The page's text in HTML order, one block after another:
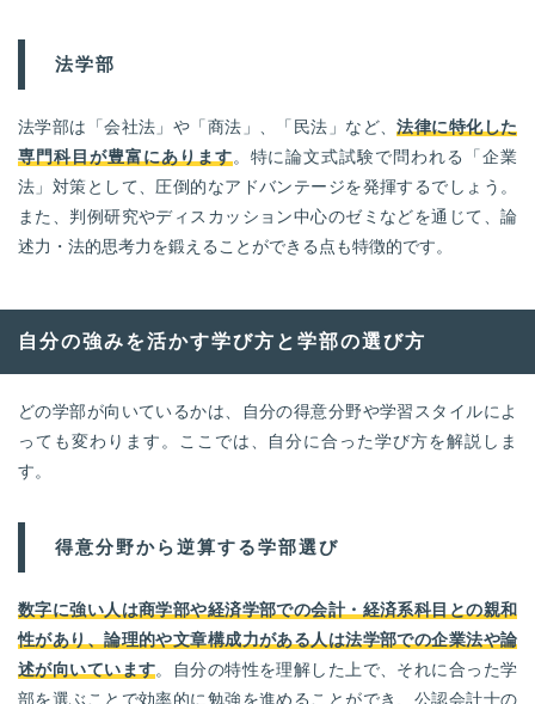
法学部
法学部は「会社法」や「商法」、「民法」など、法律に特化した
専門科目が豊富にあります。特に論文式試験で問われる「企業
法」対策として、圧倒的なアドバンテージを発揮するでしょう。
また、判例研究やディスカッション中心のゼミなどを通じて、論
述力・法的思考力を鍛えることができる点も特徴的です。
自分の強みを活かす学び方と学部の選び方
どの学部が向いているかは、自分の得意分野や学習スタイルによ
っても変わります。ここでは、自分に合った学び方を解説しま
す。
得意分野から逆算する学部選び
数字に強い人は商学部や経済学部での会計・経済系科目との親和
性があり、論理的や文章構成力がある人は法学部での企業法や論
述が向いています。自分の特性を理解した上で、それに合った学
部を選ぶことで効率的に勉強を進めることができ、公認会計士の